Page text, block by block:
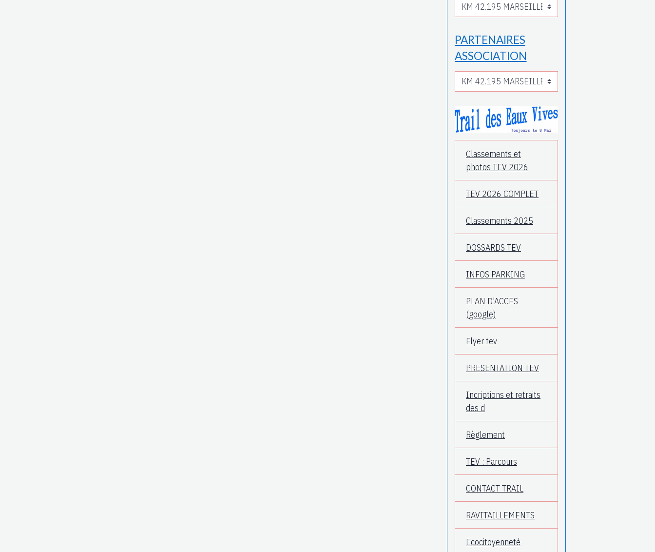
PARTENAIRES
ASSOCIATION
Classements et
photos TEV 2026
TEV 2026 COMPLET
Classements 2025
DOSSARDS TEV
INFOS PARKING
PLAN D'ACCES
(google)
Flyer tev
PRESENTATION TEV
Incriptions et retraits
des d
Règlement
TEV : Parcours
CONTACT TRAIL
RAVITAILLEMENTS
Ecocitoyenneté